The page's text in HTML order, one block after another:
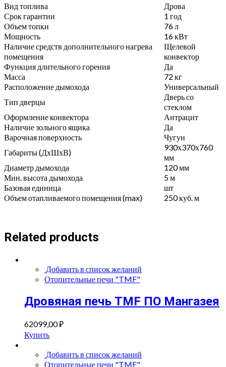
Вид топлива
Дрова
Срок гарантии
1 год
Объем топки
76 л
Мощность
16 кВт
Наличие средств дополнительного нагрева
помещения
Щелевой
конвектор
Функция длительного горения
Да
Масса
72 кг
Расположение дымохода
Универсальный
Тип дверцы
Дверь со
стеклом
Оформление конвектора
Антрацит
Наличие зольного ящика
Да
Варочная поверхность
Чугун
Габариты (ДхШхВ)
930х370х760
мм
Диаметр дымохода
120 мм
Мин. высота дымохода
5 м
Базовая единица
шт
Объем отапливаемого помещения (max)
250 куб. м
Related products
Добавить в список желаний
Отопительные печи "TMF"
Дровяная печь TMF ПО Мангазея
62099,00₽
Купить
Добавить в список желаний
Отопительные печи "TMF"